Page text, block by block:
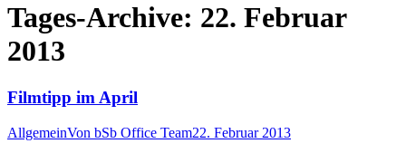
Tages-Archive: 22. Februar
2013
Filmtipp im April
AllgemeinVon bSb Office Team22. Februar 2013